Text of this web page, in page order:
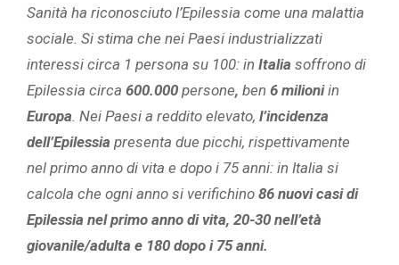
Sanità ha riconosciuto l’Epilessia come una malattia
sociale. Si stima che nei Paesi industrializzati
interessi circa 1 persona su 100: in Italia soffrono di
Epilessia circa 600.000 persone, ben 6 milioniin
Europa. Nei Paesi a reddito elevato, l’incidenza
dell’Epilessia presenta due picchi, rispettivamente
nel primo anno di vita e dopo i 75 anni: in Italia si
calcola che ogni anno si verifichino 86 nuovi casi di
Epilessia nel primo anno di vita, 20-30 nell’età
giovanile/adulta e 180 dopo i 75 anni.